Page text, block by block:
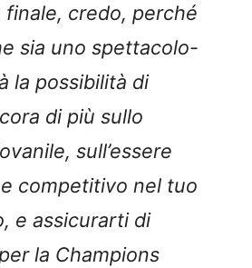
finale, credo, perché
sia uno spettacolo-
la possibilità di
di più sullo
sull’essere
competitivo nel tuo
e assicurarti di
la Champions